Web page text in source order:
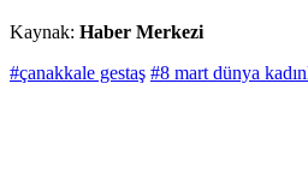
Kaynak: Haber Merkezi
#çanakkale gestaş #8 mart dünya